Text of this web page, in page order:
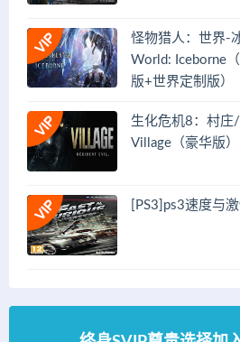
怪物猎人：世界-
World: Iceborne
版+世界定制版）
生化危机8：村庄/
Village（豪华版）
[PS3]ps3速度与